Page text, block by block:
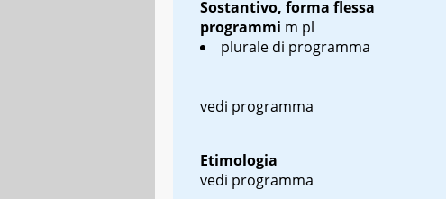
Sostantivo, forma flessa
programmi m pl
plurale di programma
vedi programma
Etimologia
vedi programma